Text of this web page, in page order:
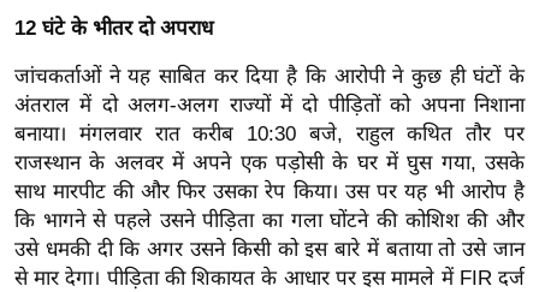
ग
ऑ
टो
व
र्ल्ड
न्यू
ज
ब्री
12 घंटे के भीतर दो अपराध
जांचकर्ताओं ने यह साबित कर दिया है कि आरोपी ने कुछ ही घंटों के
अंतराल में दो अलग-अलग राज्यों में दो पीड़ितों को अपना निशाना
बनाया। मंगलवार रात करीब 10:30 बजे, राहुल कथित तौर पर
राजस्थान के अलवर में अपने एक पड़ोसी के घर में घुस गया, उसके
साथ मारपीट की और फिर उसका रेप किया। उस पर यह भी आरोप है
कि भागने से पहले उसने पीड़िता का गला घोंटने की कोशिश की और
उसे धमकी दी कि अगर उसने किसी को इस बारे में बताया तो उसे जान
से मार देगा। पीड़िता की शिकायत के आधार पर इस मामले में FIR दर्ज